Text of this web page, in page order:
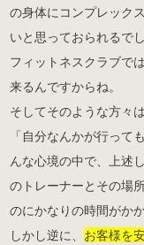
の身体にコンプレック
いと思っておられるでし
フィットネスクラブで
来るんですからね。
そしてそのような方々
「自分なんかが行って
んな心境の中で、上述
のトレーナーとその場
のにかなりの時間がか
しかし逆に、 お客様を